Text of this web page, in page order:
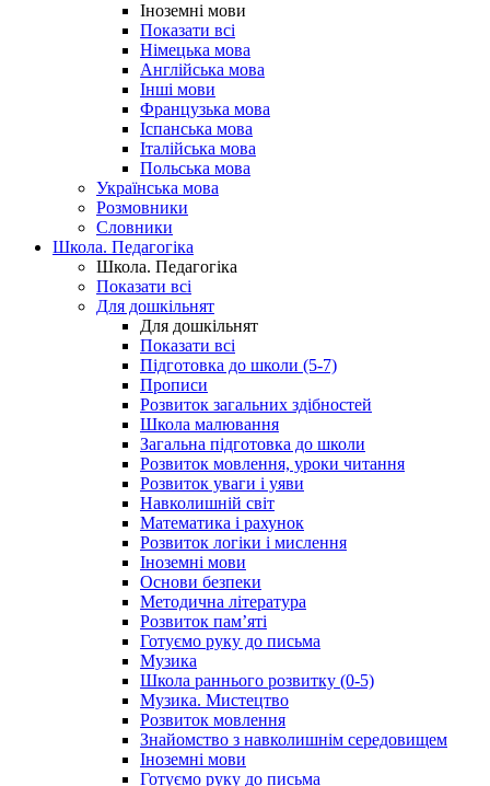
Іноземні мови
Показати всі
Німецька мова
Англійська мова
Інші мови
Французька мова
Іспанська мова
Італійська мова
Польська мова
Українська мова
Розмовники
Словники
Школа. Педагогіка
Школа. Педагогіка
Показати всі
Для дошкільнят
Для дошкільнят
Показати всі
Підготовка до школи (5-7)
Прописи
Розвиток загальних здібностей
Школа малювання
Загальна підготовка до школи
Розвиток мовлення, уроки читання
Розвиток уваги і уяви
Навколишній світ
Математика і рахунок
Розвиток логіки і мислення
Іноземні мови
Основи безпеки
Методична література
Розвиток пам’яті
Готуємо руку до письма
Музика
Школа раннього розвитку (0-5)
Музика. Мистецтво
Розвиток мовлення
Знайомство з навколишнім середовищем
Іноземні мови
Готуємо руку до письма